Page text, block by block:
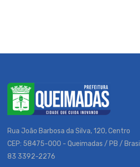
Rua João Barbosa da Silva, 120, Centro
CEP: 58475-000 - Queimadas / PB / Brasil
83 3392-2276